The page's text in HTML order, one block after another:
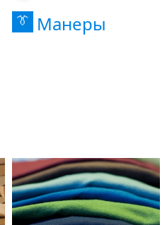
👔 Манеры